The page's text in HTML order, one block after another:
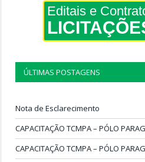
Editais e
ÚLTIMAS POSTAGENS
Nota de Esclarecimento
CAPACITAÇÃO TCMPA – PÓLO
CAPACITAÇÃO TCMPA – PÓLO